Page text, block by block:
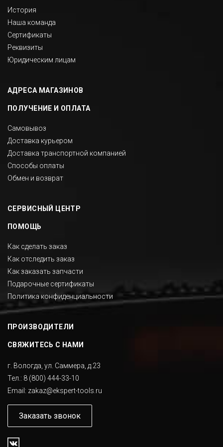
История
Наша команда
Сертификаты
Реквизиты
Юридическим лицам
АДРЕСА МАГАЗИНОВ
ПОЛУЧЕНИЕ И ОПЛАТА
Самовывоз
Доставка курьером
Доставка транспортной компанией
Способы оплаты
Обмен и возврат
СЕРВИСНЫЙ ЦЕНТР
ПОМОЩЬ
Как сделать заказ
Как отследить заказ
Как заказать запчасти
Подарочные сертификаты
Политика конфиденциальности
ПРОИЗВОДИТЕЛИ
СВЯЖИТЕСЬ С НАМИ
г. Вологда, ул. Саммера, д.23
Тел.: 8 (800) 444-33-10
Email: zakaz@ekspert-tools.ru
Заказать звонок